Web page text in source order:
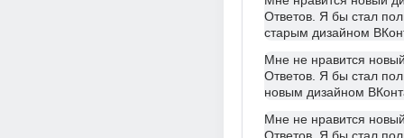
Ответов. Я бы стал
старым дизайном
Мне не нравится
Ответов. Я бы стал
новым дизайном
Мне не нравится